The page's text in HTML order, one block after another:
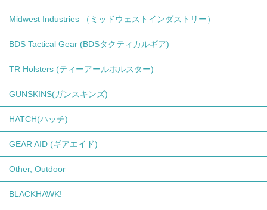
Midwest Industries （ミッドウェストインダストリー）
BDS Tactical Gear (BDSタクティカルギア)
TR Holsters (ティーアールホルスター)
GUNSKINS(ガンスキンズ)
HATCH(ハッチ)
GEAR AID (ギアエイド)
Other, Outdoor
BLACKHAWK!